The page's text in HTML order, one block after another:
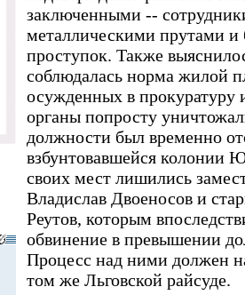
заключенными --
металлическими прутами и
проступок. Также
соблюдалась норма жилой
осужденных в
органы попросту
должности был временно
взбунтовавшейся колонии
своих мест лишились
Владислав Двоеносов и
Реутов, которым
обвинение в превышении
Процесс над ними должен
том же Льговской райсуде.